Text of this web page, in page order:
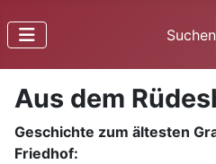
Suchen
Aus dem
Geschichte zum ältesten
Friedhof: